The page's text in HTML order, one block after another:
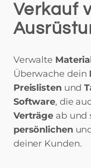
Verkauf
Verwalte
Überwache dein
Preislisten und
Software, die
Verträge ab und
persönlichen
deiner Kunden.